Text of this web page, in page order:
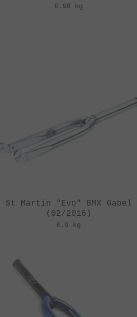
0.98 kg
St Martin "Evo" BMX Gabel
(02/2016)
0.9 kg